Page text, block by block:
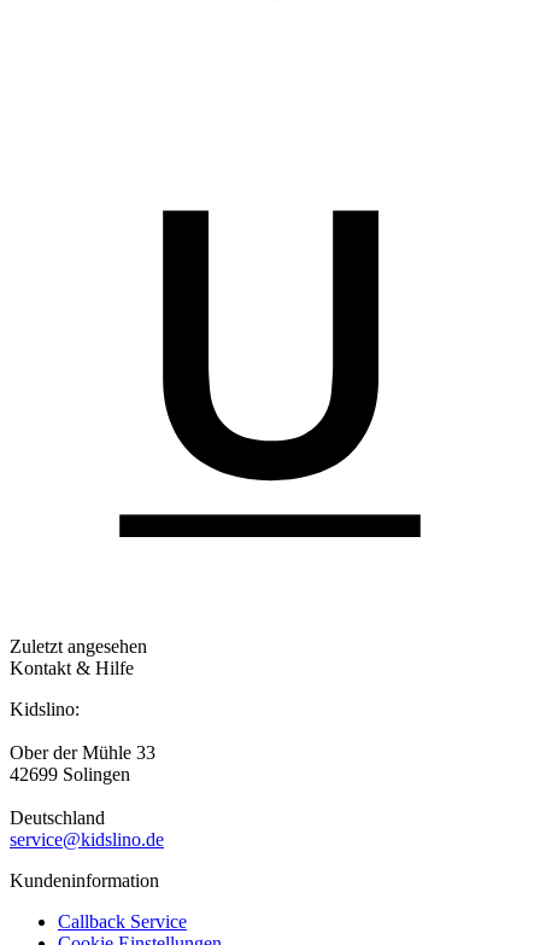
Zuletzt angesehen
Kontakt & Hilfe
Kidslino:
Ober der Mühle 33
42699 Solingen
Deutschland
service@kidslino.de
Kundeninformation
Callback Service